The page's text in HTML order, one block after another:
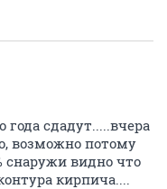
года сдадут.....вчера
возможно потому
снаружи видно что
кирпича....